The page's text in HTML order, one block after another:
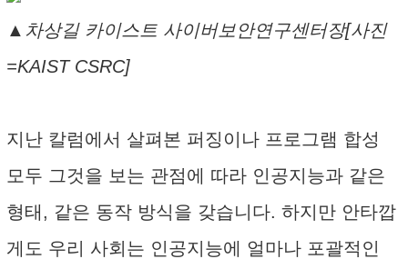
▲차상길 카이스트 사이버보안연구센터장[사진
=KAIST CSRC]
지난 칼럼에서 살펴본 퍼징이나 프로그램 합성
모두 그것을 보는 관점에 따라 인공지능과 같은
형태, 같은 동작 방식을 갖습니다. 하지만 안타깝
게도 우리 사회는 인공지능에 얼마나 포괄적인